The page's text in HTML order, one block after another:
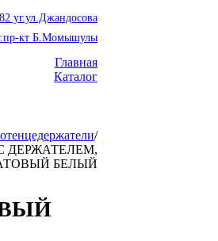
уг.ул.Джандосова
кт Б.Момышулы
Главная
Каталог
/
ДЕРЖАТЕЛЕМ,
БЕЛЫЙ